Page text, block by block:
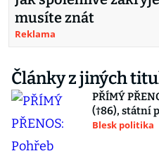
musíte znát
Reklama
Články z jiných
PŘÍMÝ
(†86), státní
Blesk politika